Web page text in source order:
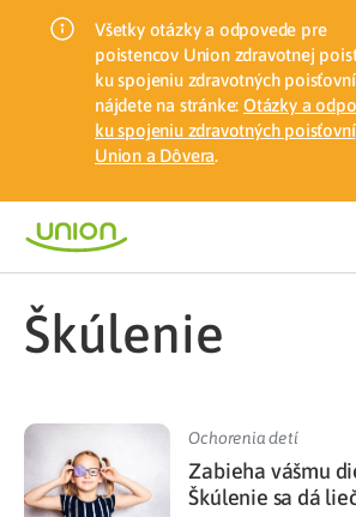
Všetky otázky a odpovede pre
poistencov Union zdravotnej
ku spojeniu zdravotných poisťovní
nájdete na stránke: Otázky a
ku spojeniu zdravotných poisťovní
Union a Dôvera.
škúlenie
Ochorenia detí
Zabieha vášmu
Škúlenie sa dá